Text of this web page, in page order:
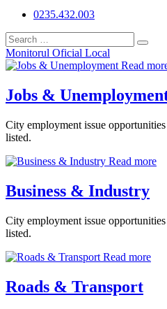
0235.432.003
Monitorul Oficial Local
Read
Jobs &
City employment issue
listed.
Read more
Business & Industry
City employment issue
listed.
Read more
Roads & Transport